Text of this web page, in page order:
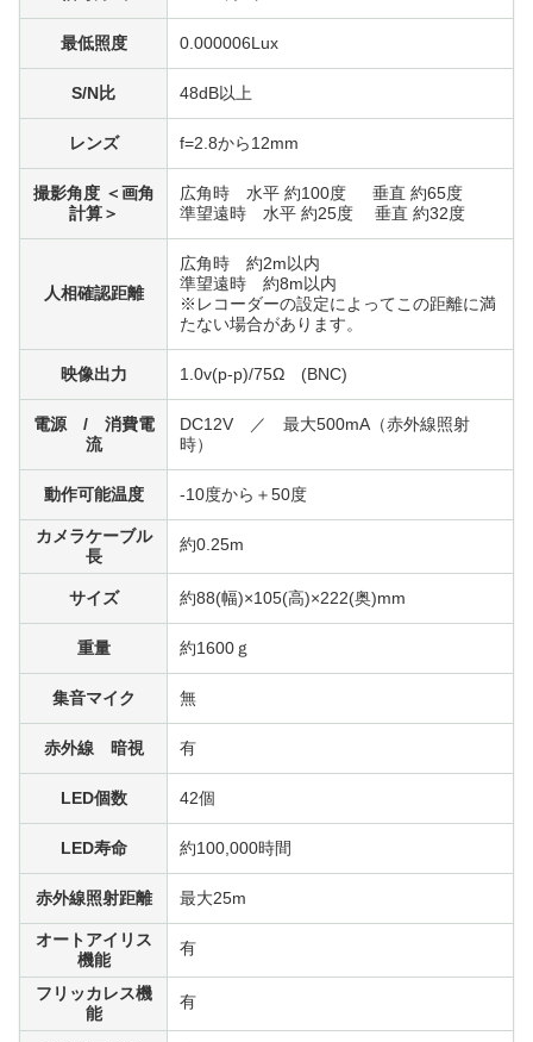
最低照度 0.000006Lux
S/N比 48dB以上
レンズ f=2.8から12mm
撮影角度 ＜画角
計算＞
広角時 水平 約100度 垂直 約65度
準望遠時 水平 約25度 垂直 約32度
人相確認距離
広角時 約2m以内
準望遠時 約8m以内
※レコーダーの設定によってこの距離に満
たない場合があります。
映像出力 1.0v(p-p)/75Ω (BNC)
電源 / 消費電
流
DC12V ／ 最大500mA（赤外線照射
時）
動作可能温度 -10度から＋50度
カメラケーブル
長
約0.25m
サイズ 約88(幅)×105(高)×222(奥)mm
重量 約1600ｇ
集音マイク 無
赤外線 暗視 有
LED個数 42個
LED寿命 約100,000時間
赤外線照射距離 最大25m
オートアイリス
機能
有
フリッカレス機
能
有